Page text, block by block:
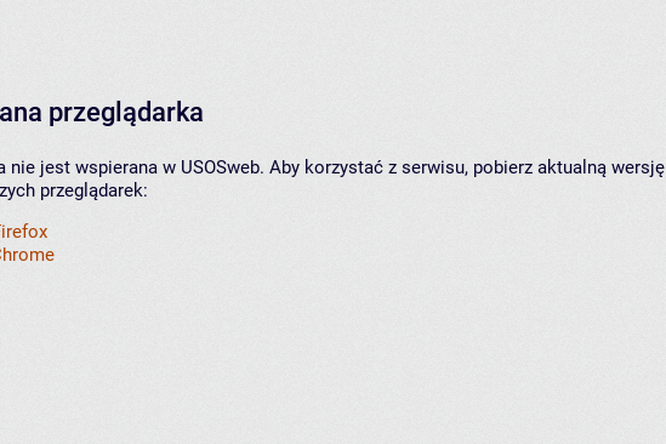
przeglądarka
nie jest wspierana w USOSweb. Aby korzystać z serwisu, pobierz aktualną wersję
przeglądarek: